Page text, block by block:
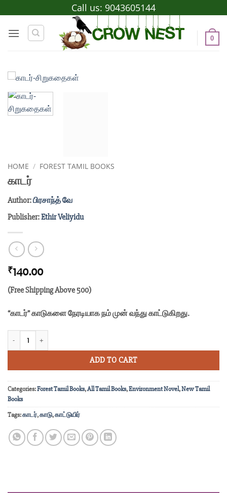
to
content
Call us: 9043605144
0
HOME / FOREST TAMIL BOOKS
காடர்
Author:பிரசாந்த் வே
Publisher:Ethir Veliyidu
₹140.00
(Free Shipping Above 500)
“காடர்” காடுகளை நேரடியாக நம் முன் வந்து காட்டுகிறது.
ADD TO CART
Categories:Forest Tamil Books,All Tamil Books,Environment Novel,New Tamil
Books
Tags:காடர்,காடு,காட்டுயிர்